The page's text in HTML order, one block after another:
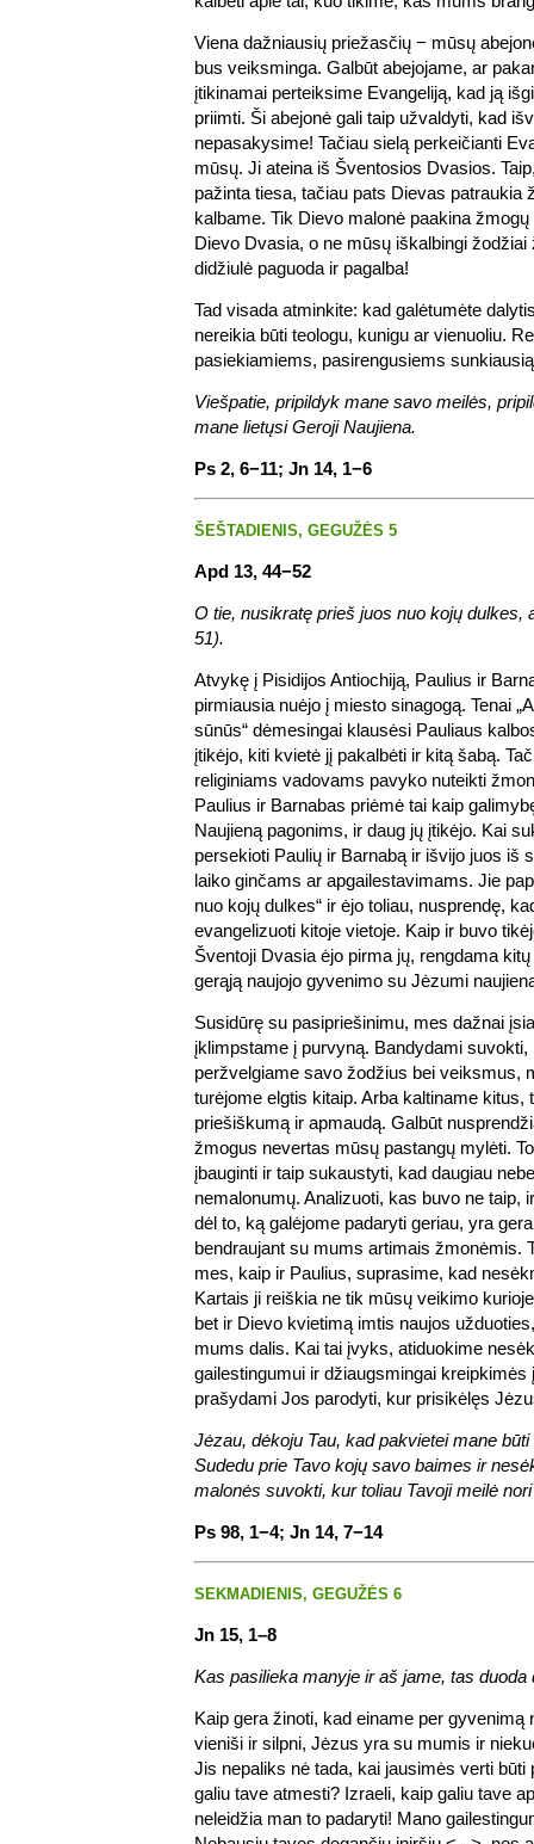
Viena dažniausių priežasčių − mūsų
bus veiksminga. Galbūt abejojame, ar
įtikinamai perteiksime Evangeliją, kad ją
priimti. Ši abejonė gali taip užvaldyti, kad
nepasakysime! Tačiau sielą perkeičianti
mūsų. Ji ateina iš Šventosios Dvasios.
pažinta tiesa, tačiau pats Dievas patraukia
kalbame. Tik Dievo malonė paakina
Dievo Dvasia, o ne mūsų iškalbingi žodžiai
didžiulė paguoda ir pagalba!
Tad visada atminkite: kad galėtumėte
nereikia būti teologu, kunigu ar vienuoliu.
pasiekiamiems, pasirengusiems
Viešpatie, pripildyk mane savo meilės,
mane lietųsi Geroji Naujiena.
Ps 2, 6−11; Jn 14, 1−6
ŠEŠTADIENIS, GEGUŽĖS 5
Apd 13, 44−52
O tie, nusikratę prieš juos nuo kojų dulkes,
51).
Atvykę į Pisidijos Antiochiją, Paulius ir
pirmiausia nuėjo į miesto sinagogą. Tenai
sūnūs“ dėmesingai klausėsi Pauliaus
įtikėjo, kiti kvietė jį pakalbėti ir kitą šabą.
religiniams vadovams pavyko nuteikti
Paulius ir Barnabas priėmė tai kaip
Naujieną pagonims, ir daug jų įtikėjo. Kai
persekioti Paulių ir Barnabą ir išvijo juos iš
laiko ginčams ar apgailestavimams. Jie
nuo kojų dulkes“ ir ėjo toliau, nusprendę,
evangelizuoti kitoje vietoje. Kaip ir buvo
Šventoji Dvasia ėjo pirma jų, rengdama
gerąją naujojo gyvenimo su Jėzumi
Susidūrę su pasipriešinimu, mes dažnai
įklimpstame į purvyną. Bandydami
peržvelgiame savo žodžius bei veiksmus,
turėjome elgtis kitaip. Arba kaltiname kitus,
priešiškumą ir apmaudą. Galbūt
žmogus nevertas mūsų pastangų mylėti.
įbauginti ir taip sukaustyti, kad daugiau
nemalonumų. Analizuoti, kas buvo ne taip,
dėl to, ką galėjome padaryti geriau, yra
bendraujant su mums artimais žmonėmis.
mes, kaip ir Paulius, suprasime, kad
Kartais ji reiškia ne tik mūsų veikimo
bet ir Dievo kvietimą imtis naujos
mums dalis. Kai tai įvyks, atiduokime
gailestingumui ir džiaugsmingai kreipkimės
prašydami Jos parodyti, kur prisikėlęs
Jėzau, dėkoju Tau, kad pakvietei mane
Sudedu prie Tavo kojų savo baimes ir
malonės suvokti, kur toliau Tavoji meilė
Ps 98, 1−4; Jn 14, 7−14
SEKMADIENIS, GEGUŽĖS 6
Jn 15, 1–8
Kas pasilieka manyje ir aš jame, tas duoda
Kaip gera žinoti, kad einame per gyvenimą
vieniši ir silpni, Jėzus yra su mumis ir
Jis nepaliks nė tada, kai jausimės verti būti
galiu tave atmesti? Izraeli, kaip galiu tave
neleidžia man to padaryti! Mano